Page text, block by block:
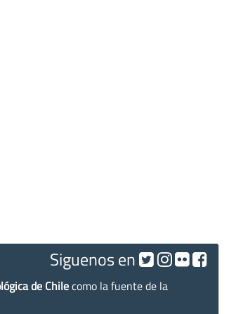
Siguenos en
de Chilecomo la fuente de la